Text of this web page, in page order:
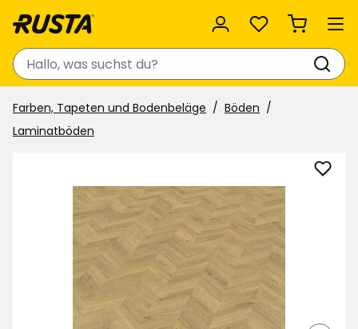
Favoriten
Suchen
Farben, Tapeten und Bodenbeläge
Böden
Laminatböden